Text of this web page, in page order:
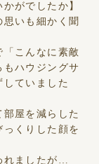
がでしたか】
いも細かく聞
こんなに素敵
もハウジングサ
ていました
屋を減らした
くりした顔を
れましたが…